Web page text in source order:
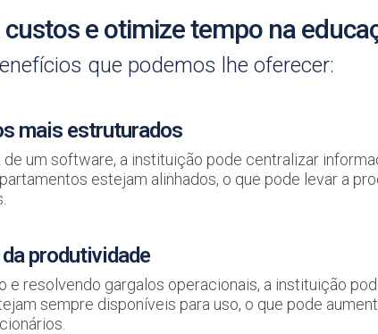
custos e otimize tempo na
que podemos lhe oferecer:
mais estruturados
de um software, a instituição pode centralizar
estejam alinhados, o que pode levar a
produtividade
e resolvendo gargalos operacionais, a instituição
sempre disponíveis para uso, o que pode